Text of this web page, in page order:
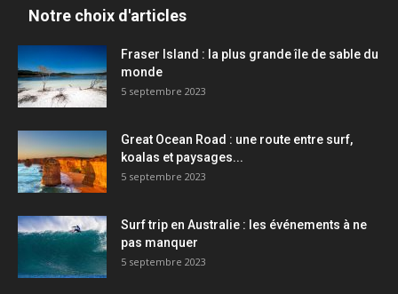
Notre choix d'articles
Fraser Island : la plus grande île de sable du
monde
5 septembre 2023
Great Ocean Road : une route entre surf,
koalas et paysages...
5 septembre 2023
Surf trip en Australie : les événements à ne
pas manquer
5 septembre 2023